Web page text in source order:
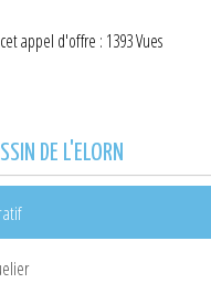
appel d'offre : 1393 Vues
DE L'ELORN